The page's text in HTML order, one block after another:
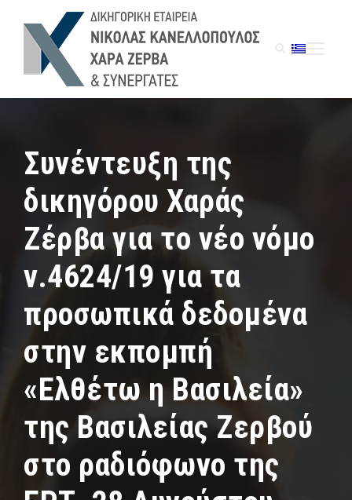
Συνέντευξη της
δικηγόρου Χαράς
Ζέρβα για τo νέο νόμο
ν.4624/19 για τα
προσωπικά δεδομένα
στην εκπομπή
«Ελθέτω η Βασιλεία»
της Βασιλείας Ζερβού
στο ραδιόφωνο της